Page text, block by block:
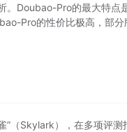
。Doubao-Pro的最大特点
Pro的性价比极高，部分
”（Skylark），在多项评测